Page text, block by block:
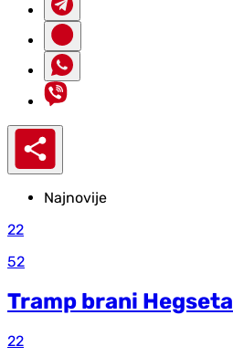
Najnovije
22
52
Tramp brani Hegseta
22